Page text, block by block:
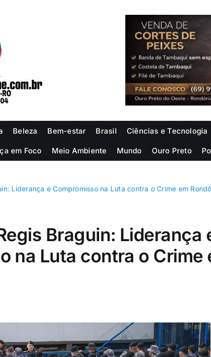
Beleza Bem-estar Brasil Ciências e Tecnologia
em Foco Meio Ambiente Mundo Ouro Preto
Liderança e Compromisso na Luta contra o Crime em
Braguin: Liderança
na Luta contra o Crime